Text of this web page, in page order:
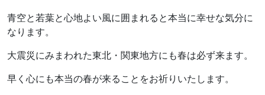
青空と若葉と心地よい風に囲まれると本当に幸せな気分に
なります。
大震災にみまわれた東北・関東地方にも春は必ず来ます。
早く心にも本当の春が来ることをお祈りいたします。